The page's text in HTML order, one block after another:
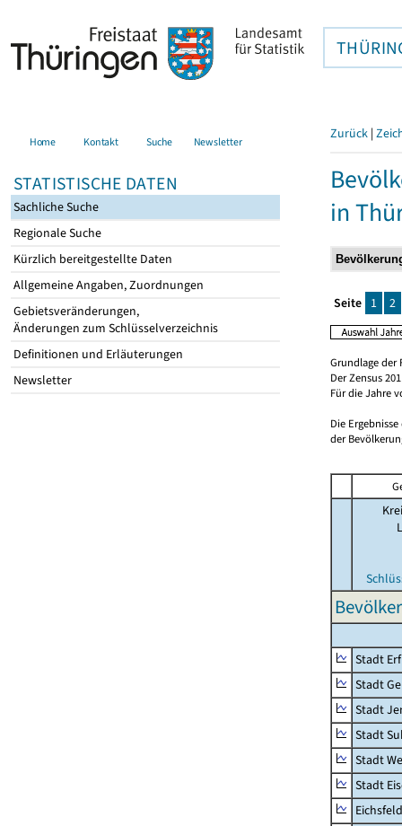
Home Kontakt Suche Newsletter
STATISTISCHE DATEN
Sachliche Suche
Regionale Suche
Kürzlich bereitgestellte Daten
Allgemeine Angaben, Zuordnungen
Gebietsveränderungen,
Änderungen zum Schlüsselverzeichnis
Definitionen und Erläuterungen
Newsletter
Zurück |
in
Seite 1 2
Grundlage der
Der Zensus
Für die Jahre
Die
der
Stadt
Stadt
Stadt
Stadt
Stadt
Stadt
Eichsfeld